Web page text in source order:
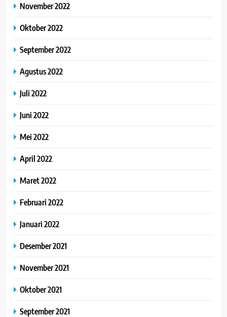
November 2022
Oktober 2022
September 2022
Agustus 2022
Juli 2022
Juni 2022
Mei 2022
April 2022
Maret 2022
Februari 2022
Januari 2022
Desember 2021
November 2021
Oktober 2021
September 2021